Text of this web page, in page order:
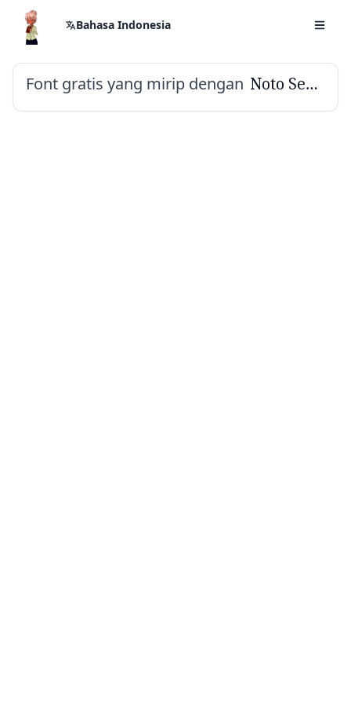
Bahasa Indonesia
Font gratis yang mirip dengan Noto Serif Devanagari